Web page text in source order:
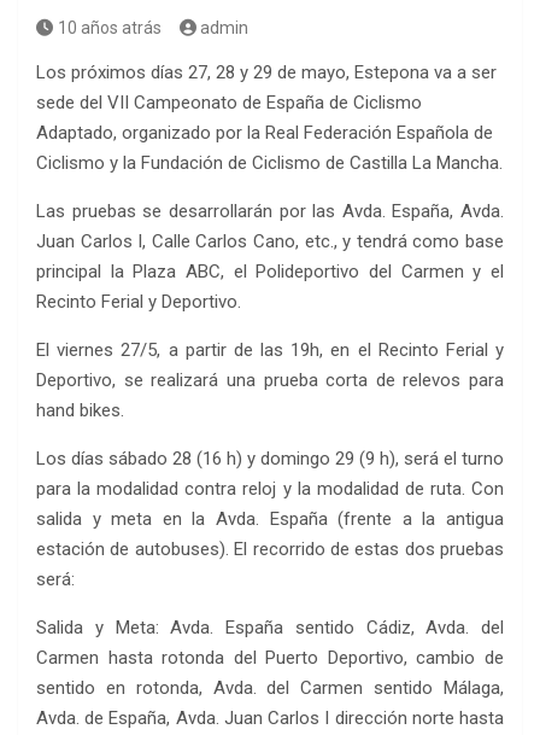
10 años atrás admin
Los próximos días 27, 28 y 29 de mayo, Estepona va a ser
sede del VII Campeonato de España de Ciclismo
Adaptado, organizado por la Real Federación Española de
Ciclismo y la Fundación de Ciclismo de Castilla La Mancha.
Las pruebas se desarrollarán por las Avda. España, Avda.
Juan Carlos I, Calle Carlos Cano, etc., y tendrá como base
principal la Plaza ABC, el Polideportivo del Carmen y el
Recinto Ferial y Deportivo.
El viernes 27/5, a partir de las 19h, en el Recinto Ferial y
Deportivo, se realizará una prueba corta de relevos para
hand bikes.
Los días sábado 28 (16 h) y domingo 29 (9 h), será el turno
para la modalidad contra reloj y la modalidad de ruta. Con
salida y meta en la Avda. España (frente a la antigua
estación de autobuses). El recorrido de estas dos pruebas
será:
Salida y Meta: Avda. España sentido Cádiz, Avda. del
Carmen hasta rotonda del Puerto Deportivo, cambio de
sentido en rotonda, Avda. del Carmen sentido Málaga,
Avda. de España, Avda. Juan Carlos I dirección norte hasta